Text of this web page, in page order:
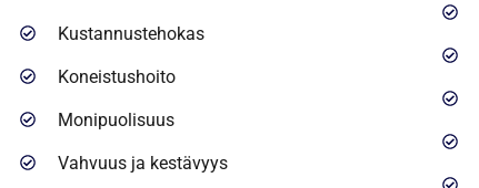
Kustannustehokas
Koneistushoito
Monipuolisuus
Vahvuus ja kestävyys